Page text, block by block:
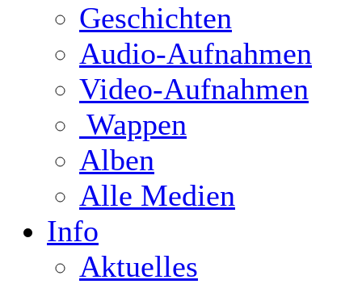
Geschichten
Audio-Aufnahmen
Video-Aufnahmen
Wappen
Alben
Alle Medien
Info
Aktuelles